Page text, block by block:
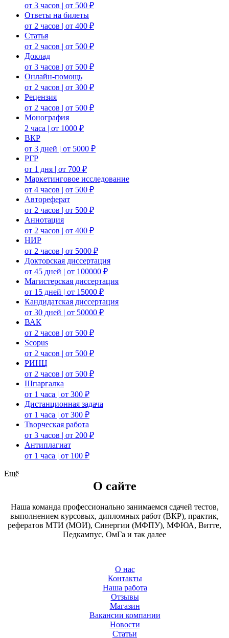
от 3 часов | от 500 ₽
Ответы на билеты
от 2 часов | от 400 ₽
Статья
от 2 часов | от 500 ₽
Доклад
от 3 часов | от 500 ₽
Онлайн-помощь
от 2 часов | от 300 ₽
Рецензия
от 2 часов | от 500 ₽
Монография
2 часа | от 1000 ₽
ВКР
от 3 дней | от 5000 ₽
РГР
от 1 дня | от 700 ₽
Маркетинговое исследование
от 4 часов | от 500 ₽
Автореферат
от 2 часов | от 500 ₽
Аннотация
от 2 часов | от 400 ₽
НИР
от 2 часов | от 5000 ₽
Докторская диссертация
от 45 дней | от 100000 ₽
Магистерская диссертация
от 15 дней | от 15000 ₽
Кандидатская диссертация
от 30 дней | от 50000 ₽
ВАК
от 2 часов | от 500 ₽
Scopus
от 2 часов | от 500 ₽
РИНЦ
от 2 часов | от 500 ₽
Шпаргалка
от 1 часа | от 300 ₽
Дистанционная задача
от 1 часа | от 300 ₽
Творческая работа
от 3 часов | от 200 ₽
Антиплагиат
от 1 часа | от 100 ₽
Ещё
О сайте
Наша команда профессионально занимаемся сдачей тестов,
выполнением курсовых, дипломных работ (ВКР), практик,
рефератов МТИ (МОИ), Синергии (МФПУ), МФЮА, Витте,
Педкампус, ОмГа и так далее
О нас
Контакты
Наша работа
Отзывы
Магазин
Вакансии компании
Новости
Статьи